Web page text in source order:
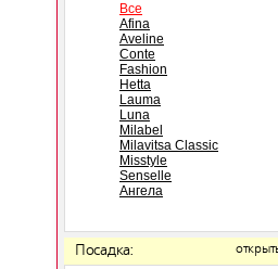
Все
Afina
Aveline
Conte
Fashion
Hetta
Lauma
Luna
Milabel
Milavitsa Classic
Misstyle
Senselle
Ангела
Посадка: